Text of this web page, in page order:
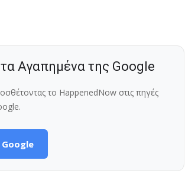
Αγαπημένα της Google
το HappenedNow στις πηγές